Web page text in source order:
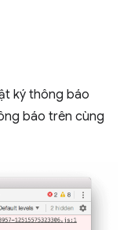
ký thông báo
báo trên cùng